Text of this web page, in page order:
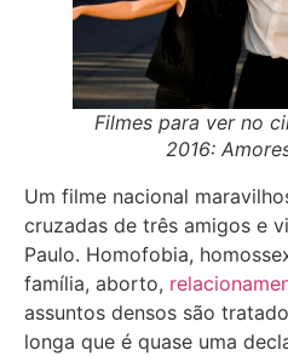
Filmes para ver no
2016:
Um filme nacional
cruzadas de três amigos e
Paulo. Homofobia,
família, aborto,
assuntos densos são
longa que é quase uma